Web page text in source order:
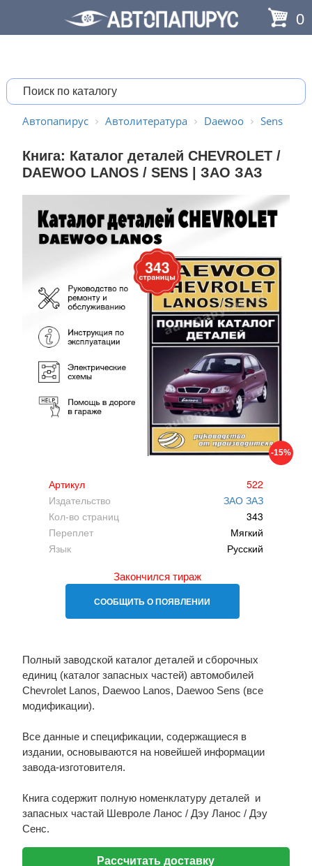
0
Автопапирус Автолитература Daewoo Sens
Книга: Каталог деталей СHEVROLET /
DAEWOO LANOS / SENS | ЗАО ЗАЗ
-15%
Артикул
522
Издательство
ЗАО ЗАЗ
Кол-во страниц
343
Переплет
Мягкий
Язык
Русский
Закончился тираж
СООБЩИТЬ О ПОЯВЛЕНИИ
Полный заводской каталог деталей и сборочных
единиц (каталог запасных частей) автомобилей
Chevrolet Lanos, Daewoo Lanos, Daewoo Sens (все
модификации).
Все данные и спецификации, содержащиеся в
издании, основываются на новейшей информации
завода-изготовителя.
Книга содержит полную номенклатуру деталей и
запасных частай Шевроле Ланоc / Дэу Ланос / Дэу
Сенс.
Рассчитать доставку